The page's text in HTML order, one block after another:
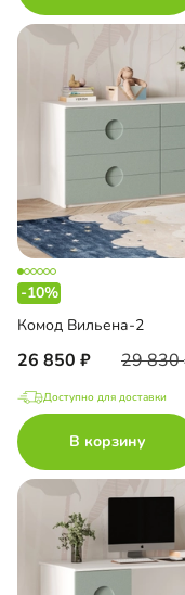
-10%
Комод Вильена-2
26 850 29 830
Доступно для доставки
В корзину